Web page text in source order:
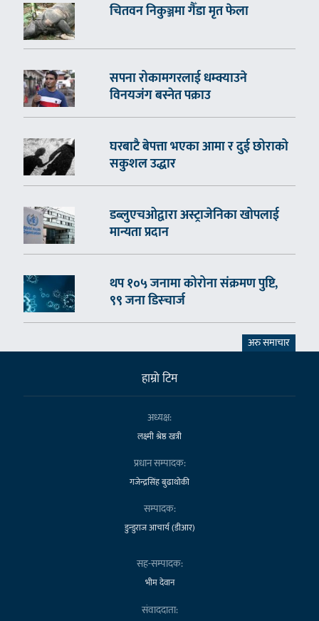
चितवन निकुञ्जमा गैँडा मृत फेला
सपना रोकामगरलाई धम्क्याउने
विनयजंग बस्नेत पक्राउ
घरबाटै बेपत्ता भएका आमा र दुई छोराको
सकुशल उद्धार
डब्लुएचओद्वारा अस्ट्राजेनिका खोपलाई
मान्यता प्रदान
थप १०५ जनामा कोरोना संक्रमण पुष्टि,
९९ जना डिस्चार्ज
अरु समाचार
हाम्राे टिम
अध्यक्ष:
लक्ष्मी श्रेष्ठ खत्री
प्रधान सम्पादक:
गजेन्द्रसिंह बुढाथोकी
सम्पादक:
डुन्डुराज आचार्य (डीआर)
सह-सम्पादक:
भीम देवान
संवाददाता: